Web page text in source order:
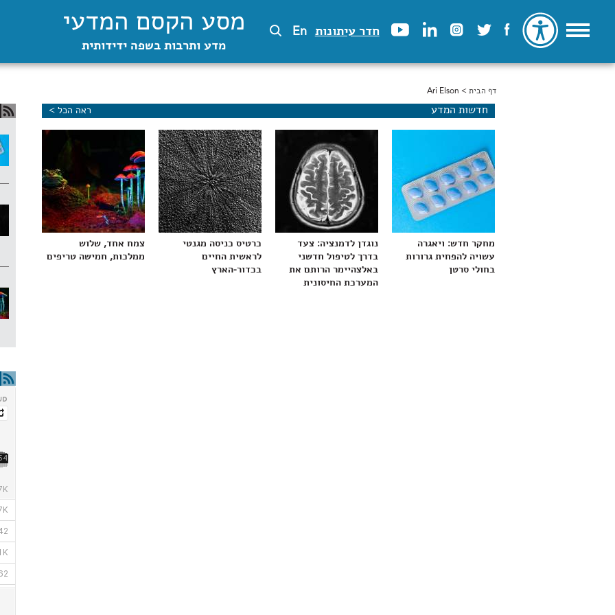
חדר עיתונות En מסע הקסם המדעי
מדע ותרבות בשפה ידידותית
הינך נמצא כאן
דף הבית > Ari Elson
חדשות המדע ראה הכל >
מחקר חדש: ויאגרה
עשויה להפחית גרורות
בחולי סרטן
נוגדן לדמנציה: צעד
בדרך לטיפול חדשני
באלצהיימר הרותם את
המערכת החיסונית
כרטיס כניסה מגנטי
לראשית החיים
בכדור-הארץ
צמח אחד, שלוש
ממלכות, חמישה טריפים